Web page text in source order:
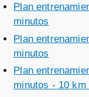
Plan
minutos
Plan
minutos
Plan
minutos - 10 km